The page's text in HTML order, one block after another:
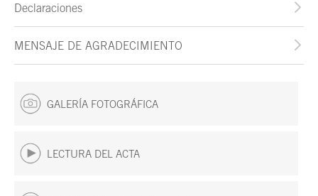
Declaraciones
MENSAJE DE AGRADECIMIENTO
GALERÍA FOTOGRÁFICA
LECTURA DEL ACTA